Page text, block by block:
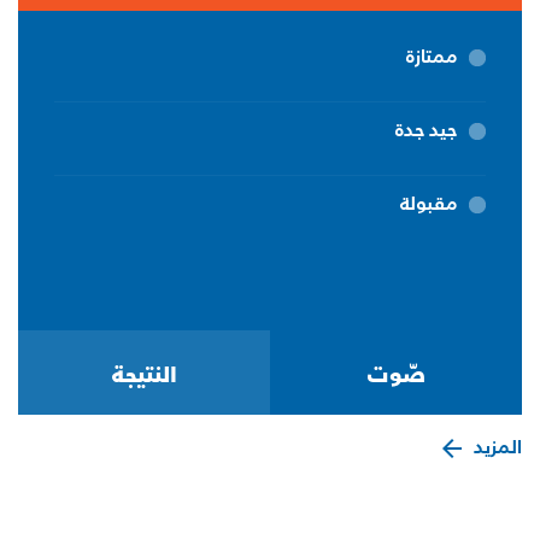
ممتازة
جيد جدة
مقبولة
المزيد